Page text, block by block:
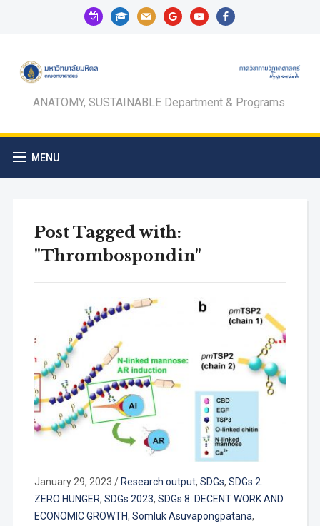
calendar-
check-
graduation-
cap
mail googleyoutubefacebook
ANATOMY, SUSTAINABLE Department & Programs.
MENU
Post Tagged with:
"Thrombospondin"
January 29, 2023 / Research output, SDGs, SDGs 2.
ZERO HUNGER, SDGs 2023, SDGs 8. DECENT WORK AND
ECONOMIC GROWTH, Somluk Asuvapongpatana,